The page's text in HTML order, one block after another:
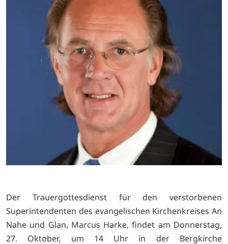
Der Trauergottesdienst für den verstorbenen
Superintendenten des evangelischen Kirchenkreises An
Nahe und Glan, Marcus Harke, findet am Donnerstag,
27. Oktober, um 14 Uhr in der Bergkirche